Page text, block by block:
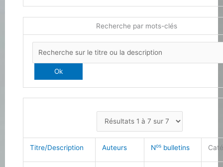
Recherche par mots-clés
Titre/Description Auteurs Nos bulletins